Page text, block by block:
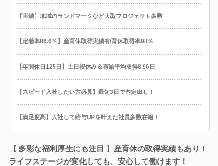
【実績】地域のランドマークなど大型プロジェクト多数
【定着率86.6％】産育休取得実績有/育休取得率98％
【年間休日125日】土日祝休み＆有給平均取得8.96日
【スピード入社したい方必見】最短3日で内定出し！
【満足度高】入社して給与UPを叶えた社員多数在籍！
【 多彩な福利厚生にも注目 】産育休の取得実績もあり！
ライフステージが変化しても、安心して働けます！